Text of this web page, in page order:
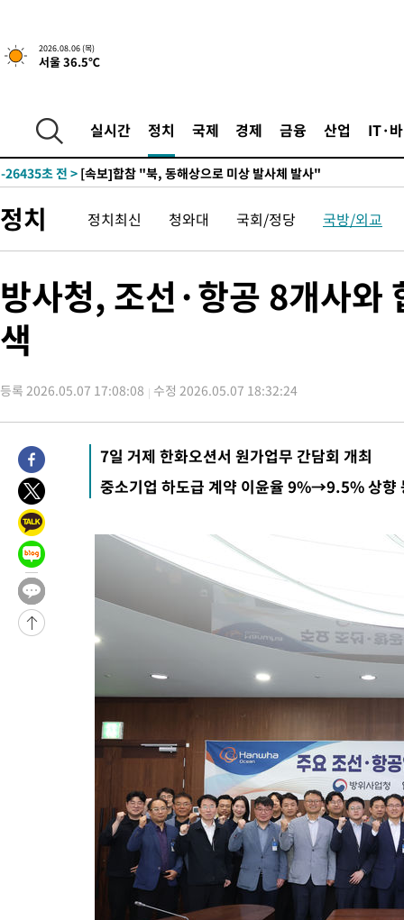
2026.08.06 (목)
서울 36.5℃
실시간 정치 국제 경제 금융 산업 IT·
-2648초 전 > [속보]경찰, '홍명보 선임 논란' 대한축구협회·축구회관 등 압수
-28599초 전 >
日방위성, 北이 동해로 쏜 발사체는 탄도미사일 가능성
-27029초 전 >
-26435초 전 > [속보]합참 "북, 동해상으로 미상 발사체 발사"
-25790초 전 >
[속보]7~9일 프로야구 3연전도 폭염 취소…11일 재개
-25452초 전 >"韓 외환시장 개입 관측 배경엔 美의 대한국 무역적자 있어"
-25119초 전 >서울 낮 37.9도, 올여름 최고치 경신…영등포 순간 '40도'
-24681초 전 >
-20776초 전 >
-20571초 전 >[속보]원·달러 환율, 0.7원 내린 1423.8원 마감
-18170초 전 >"여기 떨어졌다"…다누리, 스페이스X 로켓 달 충돌 흔적 포착
-15215초 전 >
손흥민, 5경기 연속골 실패…LAFC는 승부차기 끝 과달라하라
-7816초 전 >
내일까지 39도 '펄펄'…기상청 "태풍 지나며 폭염 잠시 꺾인다"
-7453초 전 >
트럼프, 한국계 진보 주지사 후보 맹공…"공산주의가 최대 위협"
-7431초 전 >
-3951초 전 >
[속보]산업장관 "李정부, 원전 반대 안해…안정 전력 위해 불가
-2648초 전 >
[속보]경찰, '홍명보 선임 논란' 대한축구협회·축구회관 등 압수
-28851초 전 >
[속보]합참 "北 발사체는 단거리탄도미사일…감시·경계태세
화"
-28599초 전 >
日방위성, 北이 동해로 쏜 발사체는 탄도미사일 가능성
[속보] SKT, 에이닷 서비스 장애 발생…"원인 파악 중"
[속보]합참 "북, 동해상으로 미상 발사체 발사"
'낮 최고 39도' 불볕더위…한밤 열대야도 계속[내일날씨]
[속보]7~9일 프로야구 3연전도 폭염 취소…11일 재개
"韓 외환시장 개입 관측 배경엔 美의 대한국 무역적자 있어"
'월드컵 탈락 후폭풍' 축구협회…초유의 압수수색에 '충격·당
서울 낮 37.9도, 올여름 최고치 경신…영등포 순간 '40도'
[속보]종합특검, 대검 추가 압수수색…내란 중요임무종사 혐의
[속보]코스닥, 800p 회복…0.26% 오른 801.67 마감
[속보]코스피, 301.88포인트(4.58%) 내린 6296.38 마감
[속보]원·달러 환율, 0.7원 내린 1423.8원 마감
정치 정치최신 청와대 국회/정당 국방/외교
방사청, 조선·항공 8개사와
색
등록 2026.05.07 17:08:08 수정 2026.05.07 18:32:24
7일 거제 한화오션서 원가업무 간담회 개최
중소기업 하도급 계약 이윤율 9%→9.5% 상향